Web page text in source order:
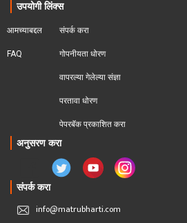
उपयोगी लिंक्स
आमच्याबद्दल
FAQ
संपर्क करा
गोपनीयता धोरण
वापरल्या गेलेल्या संज्ञा
परतावा धोरण
पेपरबॅक प्रकाशित करा
अनुसरण करा
संपर्क करा
info@matrubharti.com